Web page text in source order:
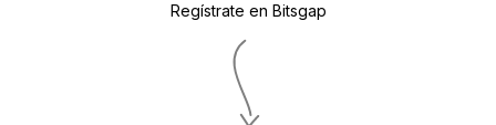
Regístrate en Bitsgap